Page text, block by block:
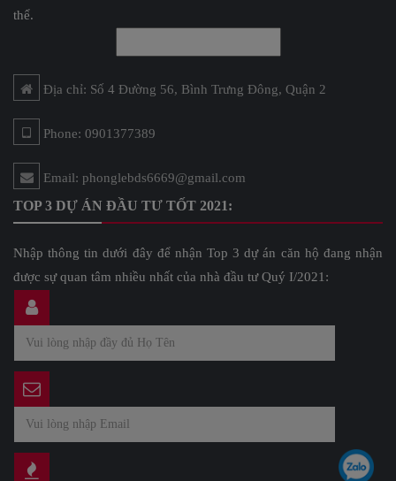
thể.
Địa chỉ: Số 4 Đường 56, Bình Trưng Đông, Quận 2
Phone: 0901377389
Email: phonglebds6669@gmail.com
TOP 3 DỰ ÁN ĐẦU TƯ TỐT 2021:
Nhập thông tin dưới đây để nhận Top 3 dự án căn hộ đang nhận
được sự quan tâm nhiều nhất của nhà đầu tư Quý I/2021: